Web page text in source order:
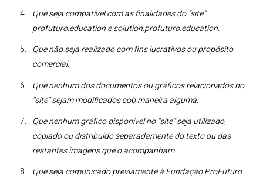
Que seja compatível com as finalidades do “site”
profuturo.education e solution.profuturo.education.
Que não seja realizado com fins lucrativos ou propósito
comercial.
Que nenhum dos documentos ou gráficos relacionados no
“site” sejam modificados sob maneira alguma.
Que nenhum gráfico disponível no “site” seja utilizado,
copiado ou distribuído separadamente do texto ou das
restantes imagens que o acompanham.
Que seja comunicado previamente à Fundação ProFuturo.